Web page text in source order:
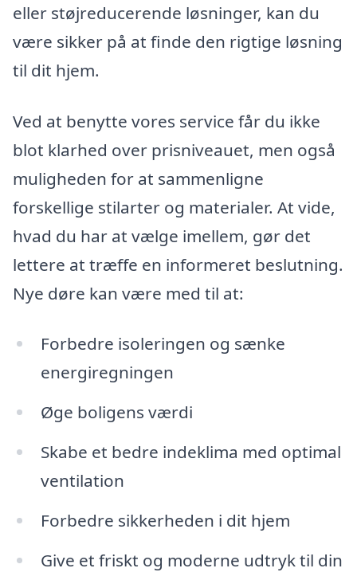
eller støjreducerende løsninger, kan du
være sikker på at finde den rigtige løsning
til dit hjem.
Ved at benytte vores service får du ikke
blot klarhed over prisniveauet, men også
muligheden for at sammenligne
forskellige stilarter og materialer. At vide,
hvad du har at vælge imellem, gør det
lettere at træffe en informeret beslutning.
Nye døre kan være med til at:
Forbedre isoleringen og sænke
energiregningen
Øge boligens værdi
Skabe et bedre indeklima med optimal
ventilation
Forbedre sikkerheden i dit hjem
Give et friskt og moderne udtryk til din